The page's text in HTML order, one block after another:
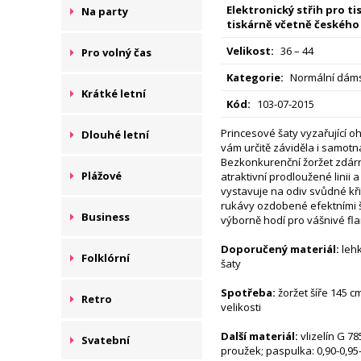
Na party
Pro volný čas
Krátké letní
Dlouhé letní
Plážové
Business
Folklórní
Retro
Svatební
Elektronický střih pro
tiskárně včetně českého
Velikost: 36 – 44
Kategorie: Normální
Kód: 103-07-2015
Princesové šaty vyzařující
vám určitě záviděla i
Bezkonkurenční žoržet
atraktivní prodloužené linii
vystavuje na odiv svůdné
rukávy ozdo­bené efektními
výborně hodí pro vášnivé
Doporučený materiál:
šaty
Spotřeba: žoržet šíře 145
velikosti
Další materiál: vlizelín G
proužek; paspulka: 0,90-